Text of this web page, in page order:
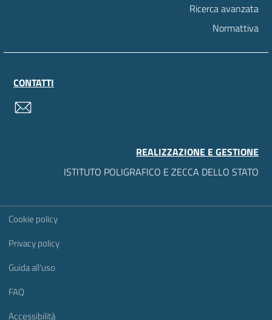
Ricerca avanzata
Normattiva
CONTATTI
REALIZZAZIONE E GESTIONE
ISTITUTO POLIGRAFICO E ZECCA DELLO STATO
Sezione Link Utili
Cookie policy
Privacy policy
Guida all'uso
FAQ
Accessibilità